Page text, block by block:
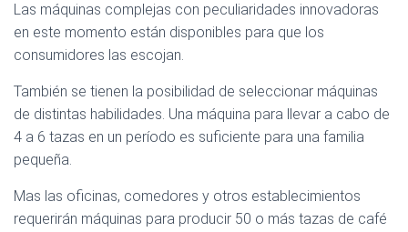
Las máquinas complejas con peculiaridades innovadoras
en este momento están disponibles para que los
consumidores las escojan.
También se tienen la posibilidad de seleccionar máquinas
de distintas habilidades. Una máquina para llevar a cabo de
4 a 6 tazas en un período es suficiente para una familia
pequeña.
Mas las oficinas, comedores y otros establecimientos
requerirán máquinas para producir 50 o más tazas de café